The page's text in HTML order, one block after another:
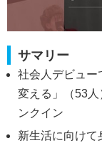
サマリー
社会人デビュー
変える」（53
ンクイン
新生活に向けて